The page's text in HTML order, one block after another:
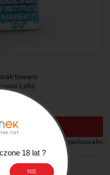
brak towaru
Labs
dodaj do przechowalni
18 lat ?
NIE